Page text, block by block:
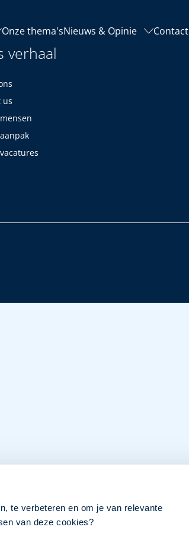
te verbeteren en om je van relevante
van deze cookies?
Onze thema'sNieuws & Opinie Contact
verhaal
us